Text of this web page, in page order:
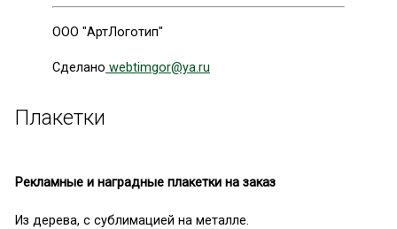
ООО "АртЛоготип"
Сделано webtimgor@ya.ru
Плакетки
Рекламные и наградные плакетки на заказ
Из дерева, с сублимацией на металле.